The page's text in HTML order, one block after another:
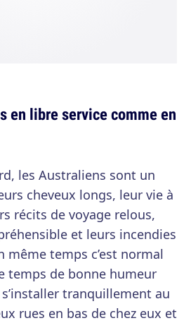
en libre service comme en
les Australiens sont un
cheveux longs, leur vie à
récits de voyage relous,
et leurs incendies
même temps c’est normal
temps de bonne humeur
tranquillement au
rues en bas de chez eux et